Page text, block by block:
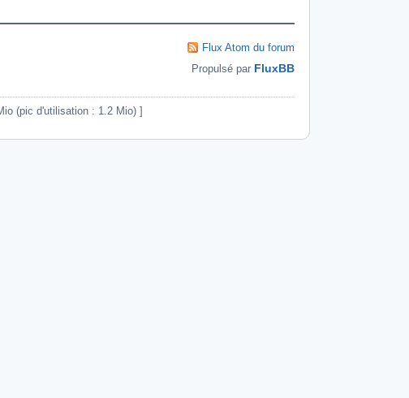
Flux Atom du forum
Propulsé par FluxBB
(pic d'utilisation : 1.2 Mio) ]